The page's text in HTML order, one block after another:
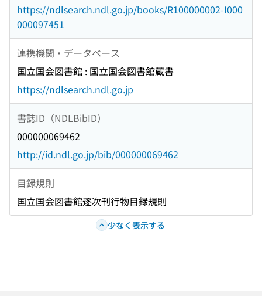
https://ndlsearch.ndl.go.jp/books/R100000002-I000
000097451
連携機関・データベース
国立国会図書館 : 国立国会図書館蔵書
https://ndlsearch.ndl.go.jp
書誌ID（NDLBibID）
000000069462
http://id.ndl.go.jp/bib/000000069462
目録規則
国立国会図書館逐次刊行物目録規則
少なく表示する